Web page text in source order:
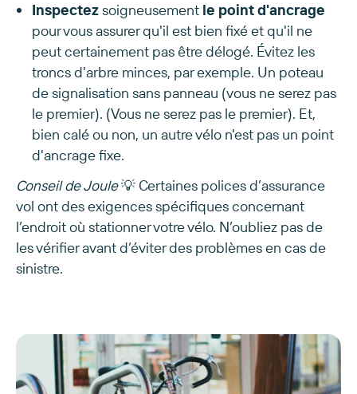
Inspectezsoigneusement le point d'ancrage
pour vous assurer qu'il est bien fixé et qu'il ne
peut certainement pas être délogé. Évitez les
troncs d'arbre minces, par exemple. Un poteau
de signalisation sans panneau (vous ne serez pas
le premier). (Vous ne serez pas le premier). Et,
bien calé ou non, un autre vélo n'est pas un point
d'ancrage fixe.
Conseil de Joule💡 Certaines polices d’assurance
vol ont des exigences spécifiques concernant
l’endroit où stationner votre vélo. N’oubliez pas de
les vérifier avant d’éviter des problèmes en cas de
sinistre.